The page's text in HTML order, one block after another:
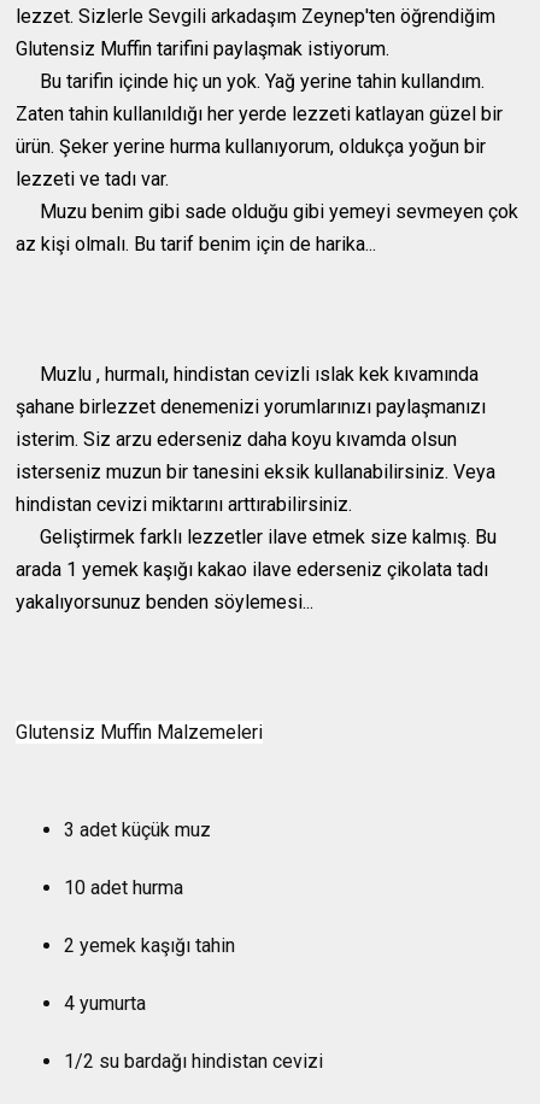
lezzet. Sizlerle Sevgili arkadaşım Zeynep'ten öğrendiğim
Glutensiz Muffin tarifini paylaşmak istiyorum.
Bu tarifin içinde hiç un yok. Yağ yerine tahin kullandım.
Zaten tahin kullanıldığı her yerde lezzeti katlayan güzel bir
ürün. Şeker yerine hurma kullanıyorum, oldukça yoğun bir
lezzeti ve tadı var.
Muzu benim gibi sade olduğu gibi yemeyi sevmeyen çok
az kişi olmalı. Bu tarif benim için de harika...
Muzlu , hurmalı, hindistan cevizli ıslak kek kıvamında
şahane birlezzet denemenizi yorumlarınızı paylaşmanızı
isterim. Siz arzu ederseniz daha koyu kıvamda olsun
isterseniz muzun bir tanesini eksik kullanabilirsiniz. Veya
hindistan cevizi miktarını arttırabilirsiniz.
Geliştirmek farklı lezzetler ilave etmek size kalmış. Bu
arada 1 yemek kaşığı kakao ilave ederseniz çikolata tadı
yakalıyorsunuz benden söylemesi...
3 adet küçük muz
10 adet hurma
2 yemek kaşığı tahin
4 yumurta
1/2 su bardağı hindistan cevizi